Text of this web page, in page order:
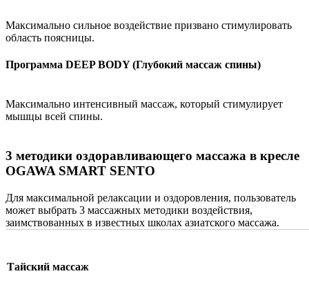
Максимально сильное воздействие призвано стимулировать
область поясницы.
Программа DEEP BODY (Глубокий массаж спины)
Максимально интенсивный массаж, который стимулирует
мышцы всей спины.
3 методики оздоравливающего массажа в кресле
OGAWA SMART SENTO
Для максимальной релаксации и оздоровления, пользователь
может выбрать 3 массажных методики воздействия,
заимствованных в известных школах азиатского массажа.
Тайский массаж